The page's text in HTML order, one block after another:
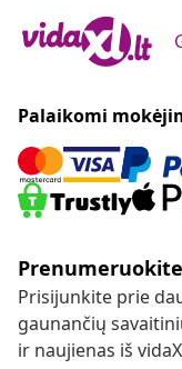
Palaikomi
Prisijunkite prie
gaunančių
ir naujienas iš